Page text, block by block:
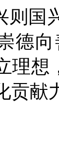
则国
德
理想
贡献